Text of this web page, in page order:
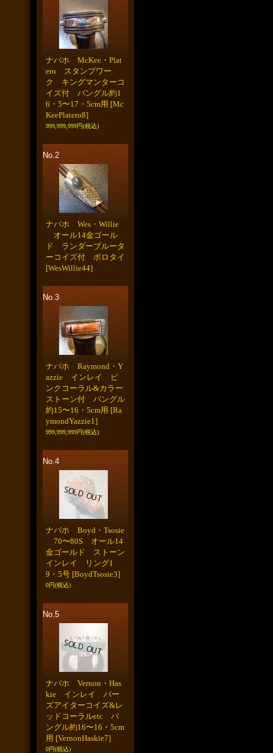
ナバホ McKee・Plat
ero スタンプワー
ク キングマンターコ
イズ付 バングル約1
6・5〜17・5cm用 [Mc
KeePlatero8]
999,999,999円(税込)
No.2
ナバホ Wes・Willie
オール14金ゴール
ド ランダーブルータ
ーコイズ付 ボロタイ
[WesWillie44]
No.3
ナバホ Raymond・Y
azzie インレイ ピ
ンクコーラル&カラー
ストーン付 バングル
約15〜16・5cm用 [Ra
ymondYazzie1]
999,999,999円(税込)
No.4
ナバホ Boyd・Tsosie
70〜80S オール14
金ゴールド ストーン
インレイ リング1
9・5号 [BoydTsosie3]
0円(税込)
No.5
ナバホ Vernon・Has
kie インレイ バー
ズアイターコイズ&レ
ッドコーラルetc バ
ングル約16〜16・5cm
用 [VernonHaskie7]
0円(税込)